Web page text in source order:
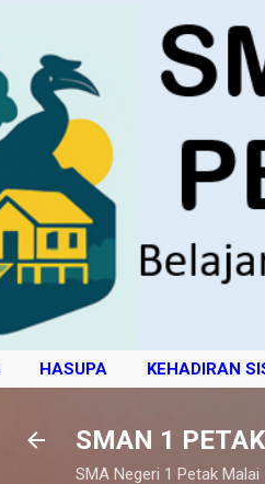
HASUPA KEHADIRAN
SMAN 1
SMA Negeri 1 Petak